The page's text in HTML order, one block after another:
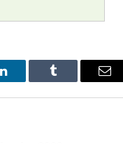
LinkedIn Tumblr